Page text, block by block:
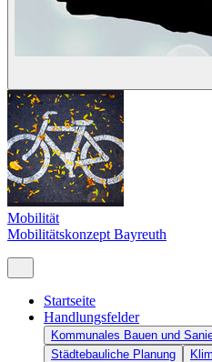
Mobilität
Mobilitätskonzept Bayreuth
Startseite
Handlungsfelder
Kommunales Bauen und
Städtebauliche Planung